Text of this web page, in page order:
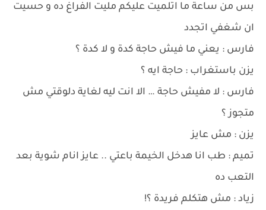
بس من ساعة ما اتلميت عليكم مليت الفراغ ده و حسيت
ان شغفي اتجدد
فارس : يعني ما فيش حاجة كدة و لا كدة ؟
يزن باستغراب : حاجة ايه ؟
فارس : لا مفيش حاجة … الا انت ليه لغاية دلوقتي مش
متجوز ؟
يزن : مش عايز
تميم : طب انا هدخل الخيمة باعتي .. عايز انام شوية بعد
التعب ده
زياد : مش هتكلم فريدة ؟!